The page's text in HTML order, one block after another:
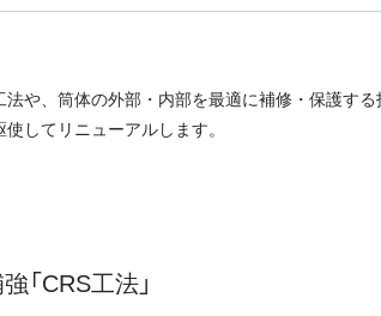
や、筒体の外部・内部を最適に補修・保護す
してリニューアルします。
「CRS工法」